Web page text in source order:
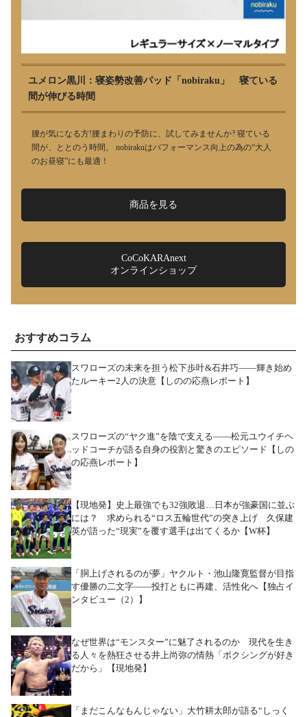
ユメロン黒川：寝姿勢改善パッド「nobiraku」 寝ている
間が伸びる時間
腰が気になる方!腰まわりの予防に、試してみませんか? 寝ている
間が、ととのう時間。 nobirakuはパフォーマンス向上の為の“大人
のお昼寝”にも最適！
商品を見る
CoCoKARAnext
オンラインショップ
おすすめコラム
スワローズの未来を担う松下歩叶&石井巧――輝き始め
たルーキー2人の決意【しのの応燕レポート】
スワローズの“ヤク進”を陰で支える――松元ユウイチヘ
ッドコーチが語る自身の役割と驚きのエピソード【しの
の応燕レポート】
【現地発】史上最強でも32強敗退…日本が強豪国に並ぶ
には？ 求められる“ロス五輪世代”の突き上げ 久保建
英が語った“現実”を覆す選手は出てくるか【W杯】
「胴上げされるのが夢」ヤクルト・池山隆寛監督が目指
す優勝の二文字――投打ともに再建、活性化へ【独占イ
ンタビュー（2）】
なぜ世界は“モンスター”に魅了されるのか 現代を生き
る人々を熱狂させる井上尚弥の情熱「ボクシングが好き
だから」【現地発】
「まだこんなもんじゃない」大竹耕太郎が語る“しっく